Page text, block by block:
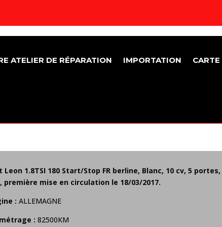
ATELIER DE RÉPARATION IMPORTATION CARTE
Leon 1.8TSI 180 Start/Stop FR berline, Blanc, 10 cv, 5
première mise en circulation le 18/03/2017​.
: ALLEMAGNE
: 82500KM